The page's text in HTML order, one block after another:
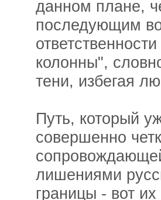
данном плане,
последующим
колонны",
тени, избегая
Путь, который
совершенно
лишениями
границы - вот